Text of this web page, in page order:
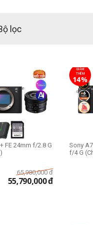
lọc
FE 24mm f/2.8 G
65,980,000 đ
55,790,000đ
GIẢM
THÊM
14%
Sony
f/4 G